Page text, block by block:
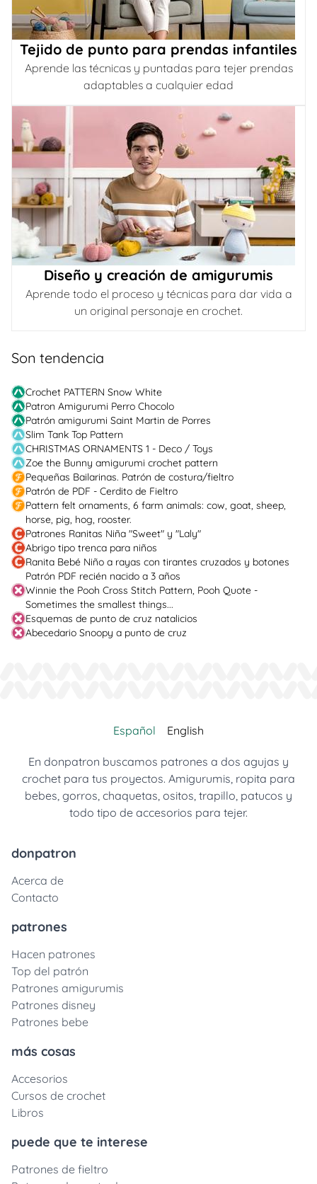
Tejido de punto para prendas infantiles
Aprende las técnicas y puntadas para tejer prendas
adaptables a cualquier edad
Diseño y creación de amigurumis
Aprende todo el proceso y técnicas para dar vida a
un original personaje en crochet.
Son tendencia
Crochet PATTERN Snow White
Patron Amigurumi Perro Chocolo
Patrón amigurumi Saint Martin de Porres
Slim Tank Top Pattern
CHRISTMAS ORNAMENTS 1 - Deco / Toys
Zoe the Bunny amigurumi crochet pattern
Pequeñas Bailarinas. Patrón de costura/fieltro
Patrón de PDF - Cerdito de Fieltro
Pattern felt ornaments, 6 farm animals: cow, goat, sheep,
horse, pig, hog, rooster.
Patrones Ranitas Niña "Sweet" y "Laly"
Abrigo tipo trenca para niños
Ranita Bebé Niño a rayas con tirantes cruzados y botones
Patrón PDF recién nacido a 3 años
Winnie the Pooh Cross Stitch Pattern, Pooh Quote -
Sometimes the smallest things...
Esquemas de punto de cruz natalicios
Abecedario Snoopy a punto de cruz
Español English
En donpatron buscamos patrones a dos agujas y
crochet para tus proyectos. Amigurumis, ropita para
bebes, gorros, chaquetas, ositos, trapillo, patucos y
todo tipo de accesorios para tejer.
donpatron
Acerca de
Contacto
patrones
Hacen patrones
Top del patrón
Patrones amigurumis
Patrones disney
Patrones bebe
más cosas
Accesorios
Cursos de crochet
Libros
puede que te interese
Patrones de fieltro